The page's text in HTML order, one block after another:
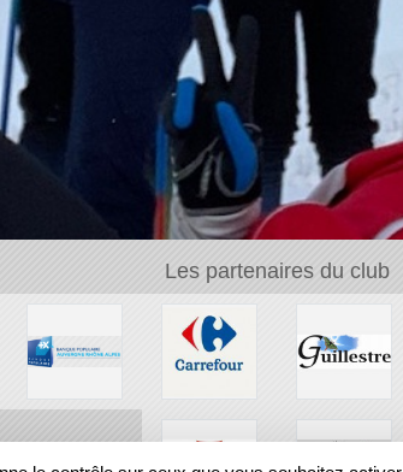
Les partenaires du club